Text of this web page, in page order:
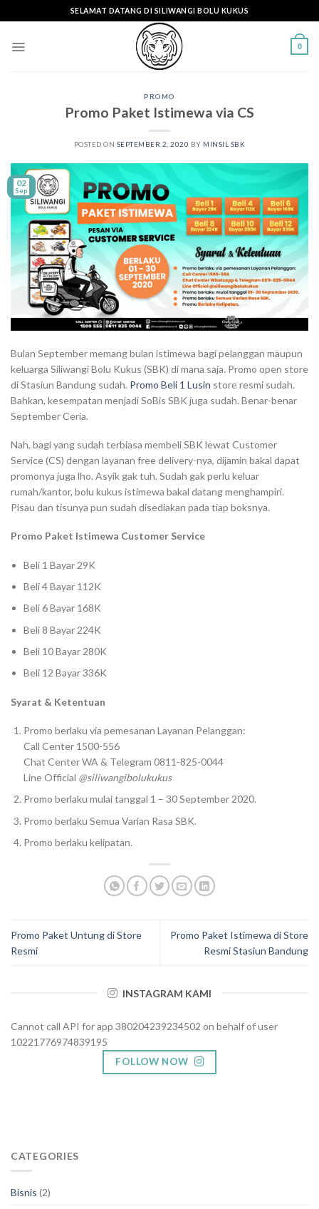
to
SELAMAT DATANG DI SILIWANGI BOLU KUKUS
0
CATEGORIES
Bisnis (2)
PROMO
Promo Paket Istimewa via CS
POSTED ON SEPTEMBER 2, 2020 BY MINSIL SBK
02
Sep
Bulan September memang bulan istimewa bagi pelanggan maupun
keluarga Siliwangi Bolu Kukus (SBK) di mana saja. Promo open store
di Stasiun Bandung sudah. Promo Beli 1 Lusin store resmi sudah.
Bahkan, kesempatan menjadi SoBis SBK juga sudah. Benar-benar
September Ceria.
Nah, bagi yang sudah terbiasa membeli SBK lewat Customer
Service (CS) dengan layanan free delivery-nya, dijamin bakal dapat
promonya juga lho. Asyik gak tuh. Sudah gak perlu keluar
rumah/kantor, bolu kukus istimewa bakal datang menghampiri.
Pisau dan tisunya pun sudah disediakan pada tiap boksnya.
Promo Paket Istimewa Customer Service
Beli 1 Bayar 29K
Beli 4 Bayar 112K
Beli 6 Bayar 168K
Beli 8 Bayar 224K
Beli 10 Bayar 280K
Beli 12 Bayar 336K
Syarat & Ketentuan
Promo berlaku via pemesanan Layanan Pelanggan:
Call Center 1500-556
Chat Center WA & Telegram 0811-825-0044
Line Official @siliwangibolukukus
Promo berlaku mulai tanggal 1 – 30 September 2020.
Promo berlaku Semua Varian Rasa SBK.
Promo berlaku kelipatan.
Promo Paket Untung di Store
Resmi
Promo Paket Istimewa di Store
Resmi Stasiun Bandung
INSTAGRAM KAMI
Cannot call API for app 380204239234502 on behalf of user
10221776974839195
FOLLOW NOW